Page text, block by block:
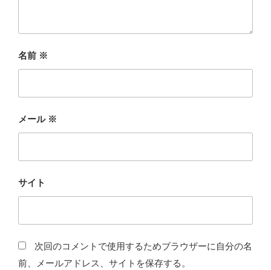
名前 ※
メール ※
サイト
次回のコメントで使用するためブラウザーに自分の名
前、メールアドレス、サイトを保存する。